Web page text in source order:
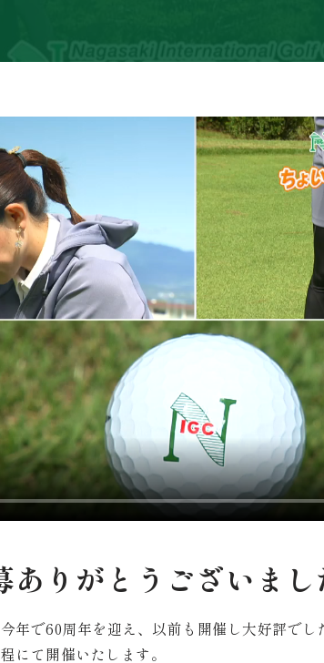
りがとうございまし
年で60周年を迎え、以前も開催し大好評でし
にて開催いたします。